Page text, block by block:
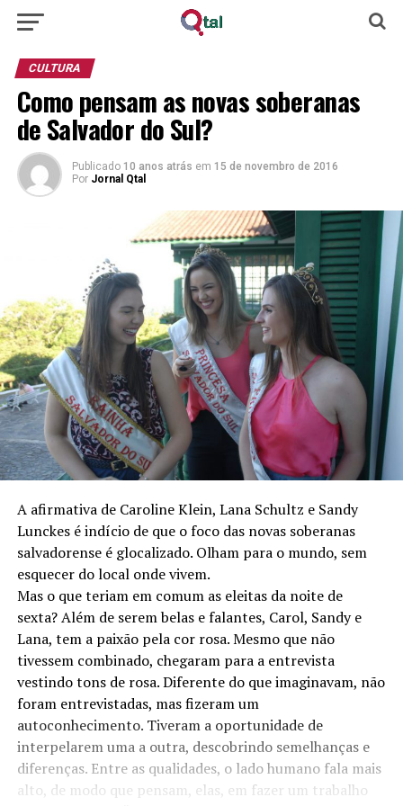
CULTURA
Como pensam as novas soberanas
de Salvador do Sul?
Publicado 10 anos atrás em 15 de novembro de 2016
Por Jornal Qtal
A afirmativa de Caroline Klein, Lana Schultz e Sandy
Lunckes é indício de que o foco das novas soberanas
salvadorense é glocalizado. Olham para o mundo, sem
esquecer do local onde vivem.
Mas o que teriam em comum as eleitas da noite de
sexta? Além de serem belas e falantes, Carol, Sandy e
Lana, tem a paixão pela cor rosa. Mesmo que não
tivessem combinado, chegaram para a entrevista
vestindo tons de rosa. Diferente do que imaginavam, não
foram entrevistadas, mas fizeram um
autoconhecimento. Tiveram a oportunidade de
interpelarem uma a outra, descobrindo semelhanças e
diferenças. Entre as qualidades, o lado humano fala mais
alto, de modo que pensam, elas, em fazer um trabalho